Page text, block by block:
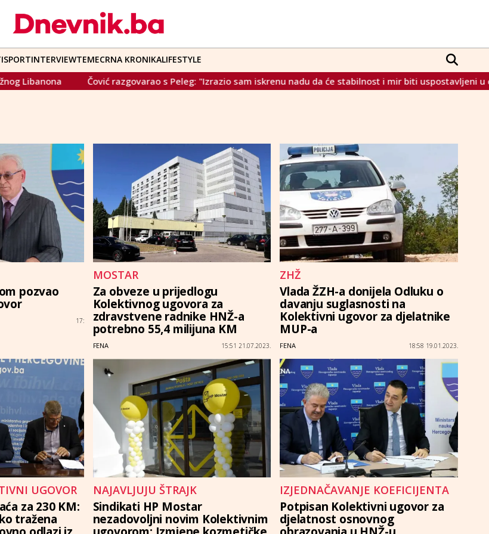
SPORTINTERVIEWTEMECRNA KRONIKALIFESTYLE
Čović razgovarao s Peleg: "Izrazio sam iskrenu nadu da će stabilnost i mir biti uspostavljeni u cijeloj
pozvao
17:
MOSTAR
Za obveze u prijedlogu
Kolektivnog ugovora za
zdravstvene radnike HNŽ-a
potrebno 55,4 milijuna KM
FENA 15:51 21.07.2023.
ZHŽ
Vlada ŽZH-a donijela Odluku o
davanju suglasnosti na
Kolektivni ugovor za djelatnike
MUP-a
FENA 18:58 19.01.2023.
UGOVOR
za 230 KM:
tražena
NAJAVLJUJU ŠTRAJK
Sindikati HP Mostar
nezadovoljni novim Kolektivnim
IZJEDNAČAVANJE KOEFICIJENTA
Potpisan Kolektivni ugovor za
djelatnost osnovnog